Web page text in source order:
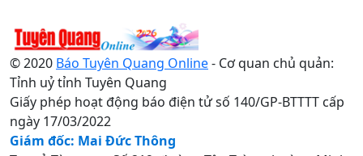
© 2020 Báo Tuyên Quang Online- Cơ quan chủ quản:
Tỉnh uỷ tỉnh Tuyên Quang
Giấy phép hoạt động báo điện tử số 140/GP-BTTTT cấp
ngày 17/03/2022
Giám đốc: Mai Đức Thông